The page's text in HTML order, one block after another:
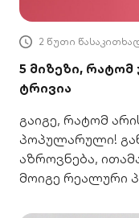
2 წუთი
5 მიზეზი, რატომ
ტრივია
გაიგე, რატომ
პოპულარული!
აზროვნება,
მოიგე რეალური